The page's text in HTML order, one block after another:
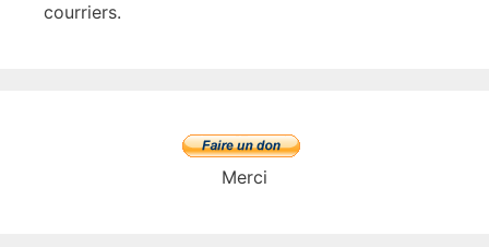
courriers.
Merci